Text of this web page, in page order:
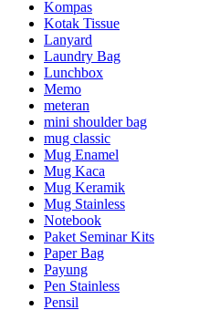
Kompas
Kotak Tissue
Lanyard
Laundry Bag
Lunchbox
Memo
meteran
mini shoulder bag
mug classic
Mug Enamel
Mug Kaca
Mug Keramik
Mug Stainless
Notebook
Paket Seminar Kits
Paper Bag
Payung
Pen Stainless
Pensil